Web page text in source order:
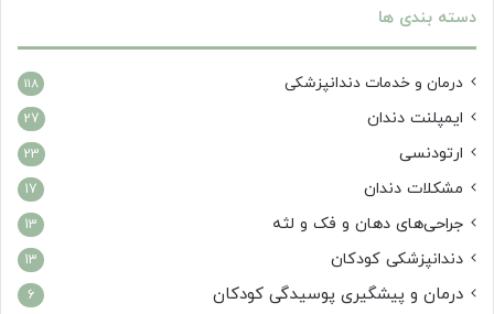
دسته بندی ها
درمان‌ و خدمات دندانپزشکی 118
ایمپلنت دندان 27
ارتودنسی 23
مشکلات دندان 17
جراحی‌های دهان و فک و لثه 13
دندانپزشکی کودکان 13
درمان و پیشگیری پوسیدگی کودکان 6